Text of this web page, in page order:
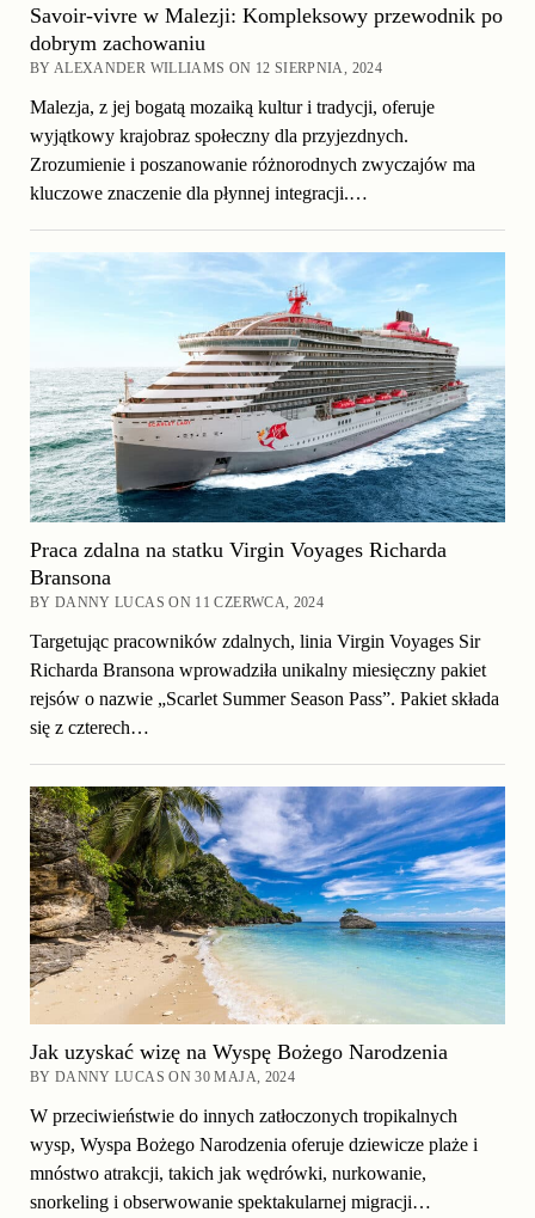
Savoir-vivre w Malezji: Kompleksowy przewodnik po
dobrym zachowaniu
BY ALEXANDER WILLIAMS ON 12 SIERPNIA, 2024
Malezja, z jej bogatą mozaiką kultur i tradycji, oferuje
wyjątkowy krajobraz społeczny dla przyjezdnych.
Zrozumienie i poszanowanie różnorodnych zwyczajów ma
kluczowe znaczenie dla płynnej integracji.…
Praca zdalna na statku Virgin Voyages Richarda
Bransona
BY DANNY LUCAS ON 11 CZERWCA, 2024
Targetując pracowników zdalnych, linia Virgin Voyages Sir
Richarda Bransona wprowadziła unikalny miesięczny pakiet
rejsów o nazwie „Scarlet Summer Season Pass”. Pakiet składa
się z czterech…
Jak uzyskać wizę na Wyspę Bożego Narodzenia
BY DANNY LUCAS ON 30 MAJA, 2024
W przeciwieństwie do innych zatłoczonych tropikalnych
wysp, Wyspa Bożego Narodzenia oferuje dziewicze plaże i
mnóstwo atrakcji, takich jak wędrówki, nurkowanie,
snorkeling i obserwowanie spektakularnej migracji…